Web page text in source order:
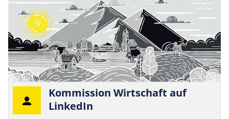
Kom­mis­sion Wirt­schaft auf
LinkedIn